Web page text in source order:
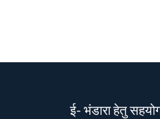
ई- भंडारा हेतु